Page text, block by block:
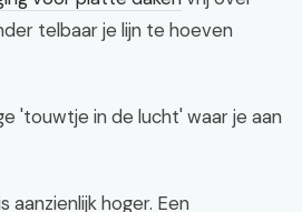
telbaar je lijn te hoeven
'touwtje in de lucht' waar je aan
aanzienlijk hoger. Een